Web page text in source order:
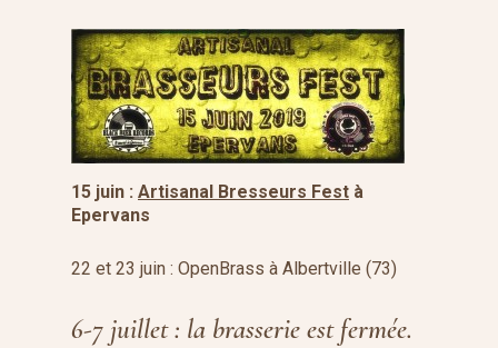
15 juin : Artisanal Bresseurs Fest à
Epervans
22 et 23 juin : OpenBrass à Albertville (73)
6-7 juillet : la brasserie est fermée.